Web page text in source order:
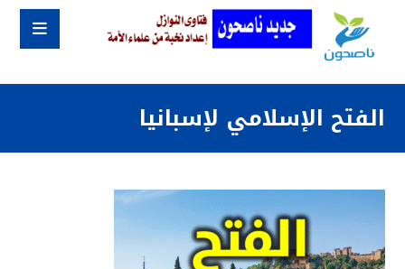
الفتح الإسلامي لإسبانيا